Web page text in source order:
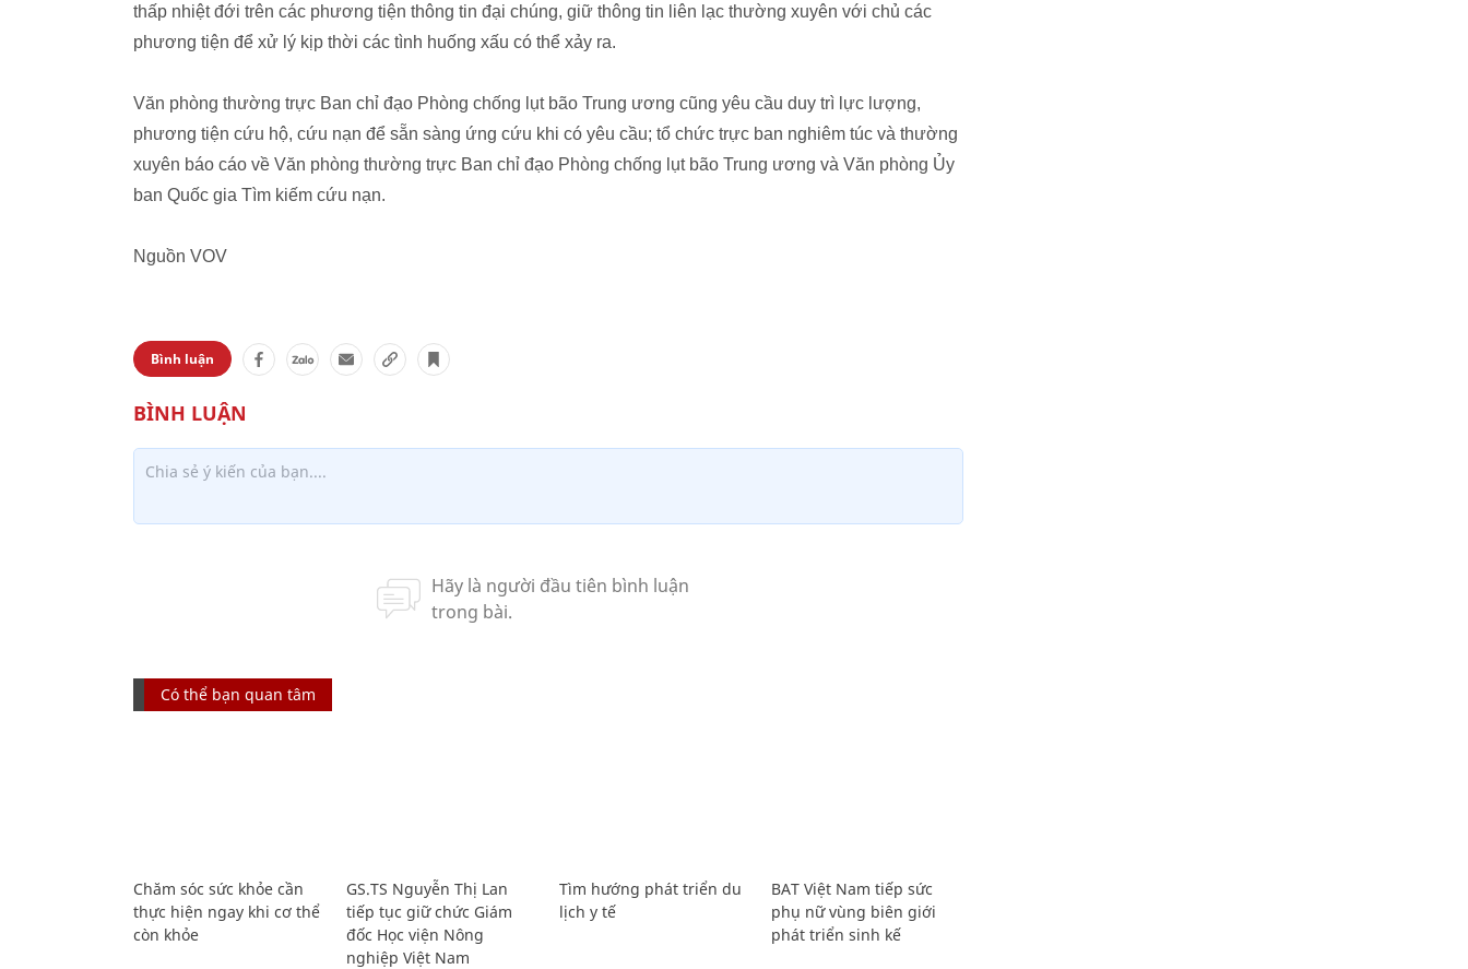
thấp nhiệt đới trên các phương tiện thông tin đại chúng, giữ thông tin liên lạc thường xuyên với chủ các
phương tiện để xử lý kịp thời các tình huống xấu có thể xảy ra.
Văn phòng thường trực Ban chỉ đạo Phòng chống lụt bão Trung ương cũng yêu cầu duy trì lực lượng,
phương tiện cứu hộ, cứu nạn để sẵn sàng ứng cứu khi có yêu cầu; tổ chức trực ban nghiêm túc và thường
xuyên báo cáo về Văn phòng thường trực Ban chỉ đạo Phòng chống lụt bão Trung ương và Văn phòng Ủy
ban Quốc gia Tìm kiếm cứu nạn.
Nguồn VOV
Bình luận
Có thể bạn quan tâm
Chăm sóc sức khỏe cần
thực hiện ngay khi cơ thể
còn khỏe
GS.TS Nguyễn Thị Lan
tiếp tục giữ chức Giám
đốc Học viện Nông
nghiệp Việt Nam
Tìm hướng phát triển du
lịch y tế
BAT Việt Nam tiếp sức
phụ nữ vùng biên giới
phát triển sinh kế